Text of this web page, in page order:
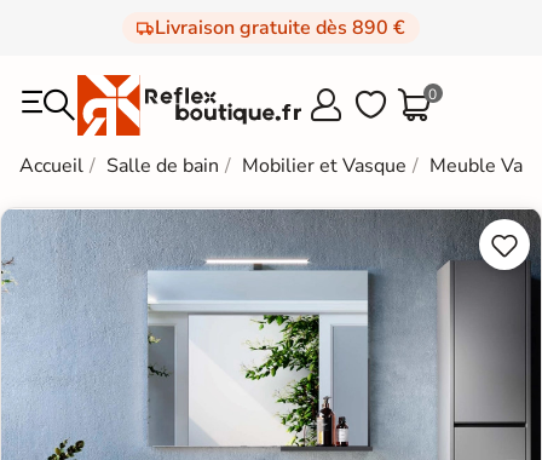
Livraison gratuite dès 890 €
  0
Accueil Salle de bain Mobilier et Vasque Meuble

